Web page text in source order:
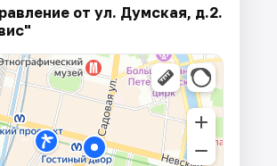
от ул. Думская, д.2.